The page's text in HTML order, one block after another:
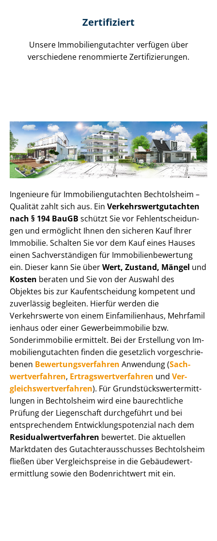
Zertifiziert
Unsere Immobilien­gutachter verfügen über
verschiedene renommierte Zer­ti­fi­zie­run­gen.
Ingenieure für Im­mo­bi­li­en­gut­ach­ten Bechtolsheim –
Qualität zahlt sich aus. Ein Ver­kehrs­wert­gut­ach­ten
nach § 194 BauGB schützt Sie vor Fehl­ent­schei­dun­
gen und ermöglicht Ihnen den sicheren Kauf Ihrer
Immobilie. Schalten Sie vor dem Kauf eines Hauses
einen Sach­ver­stän­di­gen für Im­mo­bi­li­en­be­wer­tung
ein. Dieser kann Sie überWert, Zustand, Mängel und
Kosten beraten und Sie von der Auswahl des
Objektes bis zur Kauf­ent­schei­dung kompetent und
zuverlässig begleiten. Hierfür werden die
Verkehrswerte von einem Einfamilienhaus, Mehr­fa­mi­l
i­en­haus oder einer Ge­wer­be­im­mo­bi­lie bzw.
Sonderimmobilie ermittelt. Bei der Erstellung von Im­
mo­bi­li­en­gut­ach­ten finden die gesetzlich vor­ge­schrie­
be­nen Be­wer­tungs­ver­fah­ren Anwendung (Sach­
wert­ver­fah­ren, Er­trags­wert­ver­fah­ren und Ver­
gleichs­wert­ver­fah­ren). Für Grund­stücks­wert­ermitt­
lun­gen in Bechtolsheim wird eine baurechtliche
Prüfung der Liegenschaft durchgeführt und bei
entsprechendem Ent­wick­lungs­po­ten­zi­al nach dem
Re­si­du­al­wert­ver­fah­ren bewertet. Die aktuellen
Marktdaten des Gut­ach­ter­aus­schus­ses Bechtolsheim
fließen über Ver­gleichs­prei­se in die Ge­bäu­de­wert­
ermitt­lung sowie den Bodenrichtwert mit ein.